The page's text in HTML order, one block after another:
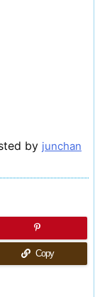
by junchan
Copy